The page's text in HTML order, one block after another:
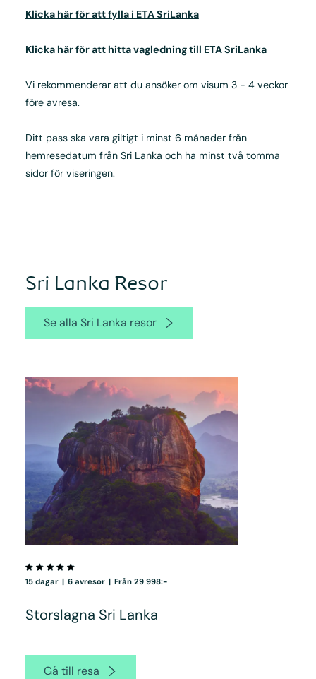
Klicka här för att fylla i ETA SriLanka
Klicka här för att hitta vagledning till ETA SriLanka
Vi rekommenderar att du ansöker om visum 3 - 4 veckor
före avresa.
Ditt pass ska vara giltigt i minst 6 månader från
hemresedatum från Sri Lanka och ha minst två tomma
sidor för viseringen.
Sri Lanka Resor
Se alla Sri Lanka resor
15 dagar | 6 avresor | Från 29 998:-
Storslagna Sri Lanka
Gå till resa